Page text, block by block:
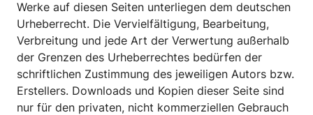
Werke auf diesen Seiten unterliegen dem deutschen
Urheberrecht. Die Vervielfältigung, Bearbeitung,
Verbreitung und jede Art der Verwertung außerhalb
der Grenzen des Urheberrechtes bedürfen der
schriftlichen Zustimmung des jeweiligen Autors bzw.
Erstellers. Downloads und Kopien dieser Seite sind
nur für den privaten, nicht kommerziellen Gebrauch